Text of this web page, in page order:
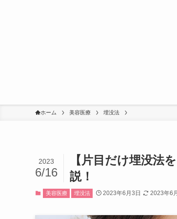
ホーム 美容医療 埋没法
【片目だけ埋没法
説！
2023
6/16
美容医療 埋没法 2023年6月3日 2023年6